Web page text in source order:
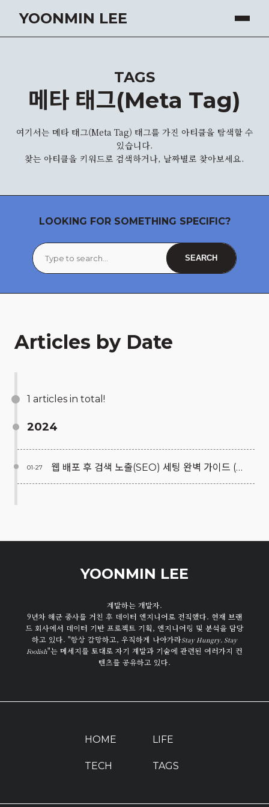
YOONMIN LEE
TAGS
메타 태그(Meta Tag)
여기서는 메타 태그(Meta Tag) 태그를 가진 아티클을 탐색할 수
있습니다.
찾는 아티클을 키워드로 검색하거나, 날짜별로 찾아보세요.
LOOKING FOR SOMETHING SPECIFIC?
Articles by Date
1 articles in total!
2024
01-27 웹 배포 후 검색 노출(SEO) 세팅 완벽 가이드 (w/ 플라스크(Flask))
YOONMIN LEE
계발하는 개발자.
9년차 해군 중사를 거친 후 데이터 엔지니어로 전직했다. 현재 브랜
드 회사에서 데이터 기반 프로젝트 기획, 엔지니어링 및 분석을 담당
하고 있다. "항상 갈망하고, 우직하게 나아가라Stay Hungry, Stay
Foolish"는 메세지를 토대로 자기 계발과 기술에 관련된 여러가지 컨
텐츠를 공유하고 있다.
HOME LIFE
TECH TAGS